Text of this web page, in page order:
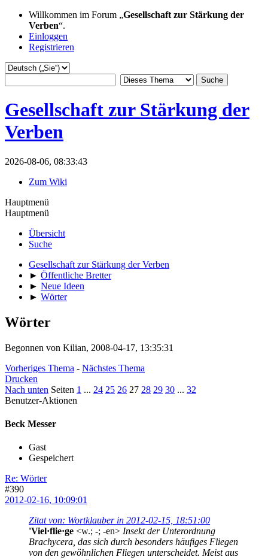
Willkommen im Forum „Gesellschaft zur Stärkung der
Verben“.
Einloggen
Registrieren
Gesellschaft zur Stärkung der
Verben
2026-08-06, 08:33:43
Zum Wiki
Hauptmenü
Hauptmenü
Übersicht
Suche
Gesellschaft zur Stärkung der Verben
► Öffentliche Bretter
► Neue Ideen
► Wörter
Wörter
Begonnen von Kilian, 2008-04-17, 13:35:31
Vorheriges Thema - Nächstes Thema
Drucken
Nach unten Seiten 1 ... 24 25 26 27 28 29 30 ... 32
Benutzer-Aktionen
Beck Messer
Gast
Gespeichert
Re: Wörter
#390
2012-02-16, 10:09:01
Zitat von: Wortklauber in 2012-02-15, 18:51:00
'Viel·flie·ge <w.; -; -en> Insekt der Unterordnung
Brachycera, das sich durch besonders häufiges Fliegen
von den gewöhnlichen Fliegen unterscheidet. Meist aus